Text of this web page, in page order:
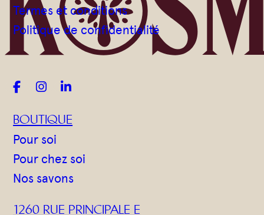
Termes et conditions
Politique de confidentialité
  
BOUTIQUE
Pour soi
Pour chez soi
Nos savons
1260 RUE PRINCIPALE E